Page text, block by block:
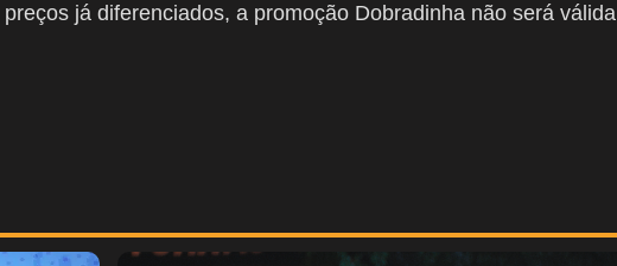
já diferenciados, a promoção Dobradinha não será válida